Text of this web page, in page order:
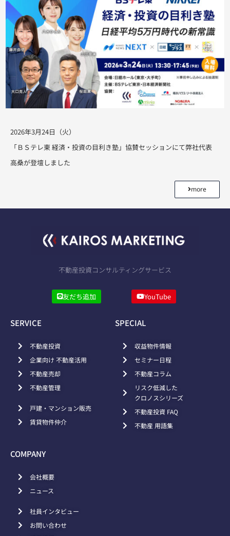
2026年3月24日（火）
「ＢＳテレ東 経済・投資の目利き塾」協賛セッションにて弊社代表
高桑が登壇しました
more
不動産投資コンサルティングサービス
友だち追加 YouTube
SERVICE
不動産投資
企業向け 不動産活用
不動産売却
不動産管理
戸建・マンション販売
賃貸物件仲介
SPECIAL
収益物件情報
セミナー日程
不動産コラム
リスク低減した
クロノスシリーズ
不動産投資 FAQ
不動産 用語集
COMPANY
会社概要
ニュース
社員インタビュー
お問い合わせ